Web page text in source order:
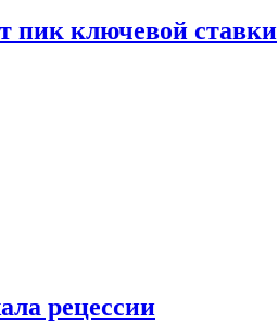
пик ключевой ставки
рецессии